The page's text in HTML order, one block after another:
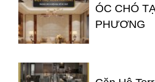
ÓC CHÓ
PHƯƠNG